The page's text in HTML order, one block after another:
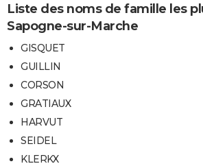
Liste des noms de famille les
Sapogne-sur-Marche
GISQUET
GUILLIN
CORSON
GRATIAUX
HARVUT
SEIDEL
KLERKX